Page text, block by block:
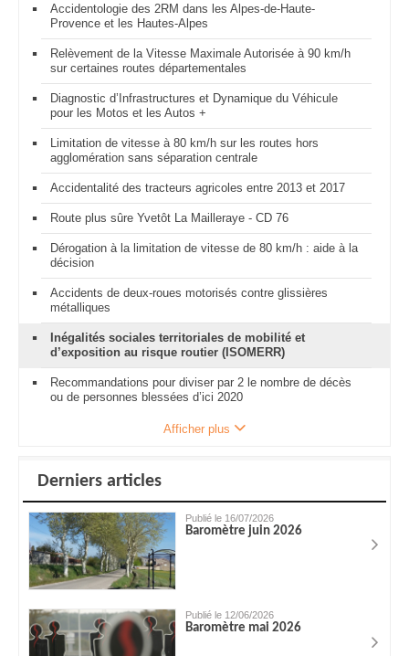
Accidentologie des 2RM dans les Alpes-de-Haute-
Provence et les Hautes-Alpes
Relèvement de la Vitesse Maximale Autorisée à 90 km/h
sur certaines routes départementales
Diagnostic d’Infrastructures et Dynamique du Véhicule
pour les Motos et les Autos +
Limitation de vitesse à 80 km/h sur les routes hors
agglomération sans séparation centrale
Accidentalité des tracteurs agricoles entre 2013 et 2017
Route plus sûre Yvetôt La Mailleraye - CD 76
Dérogation à la limitation de vitesse de 80 km/h : aide à la
décision
Accidents de deux-roues motorisés contre glissières
métalliques
Inégalités sociales territoriales de mobilité et
d’exposition au risque routier (ISOMERR)
Recommandations pour diviser par 2 le nombre de décès
ou de personnes blessées d’ici 2020
Afficher plus
Derniers articles
Publié le 16/07/2026
Baromètre juin 2026
Publié le 12/06/2026
Baromètre mai 2026